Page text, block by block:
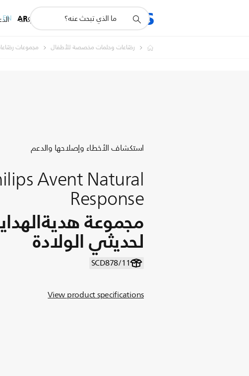
المنتجات للشركات
أيقونة
دعم
AR
EN
رضّاعات وحلمات مخصصة للأطفال مجموعات
استكشاف الأخطاء وإصلاحها والدعم
Avent Natural
Response
مجموعة
لحديثي الولادة
SCD878/11
View product specifications